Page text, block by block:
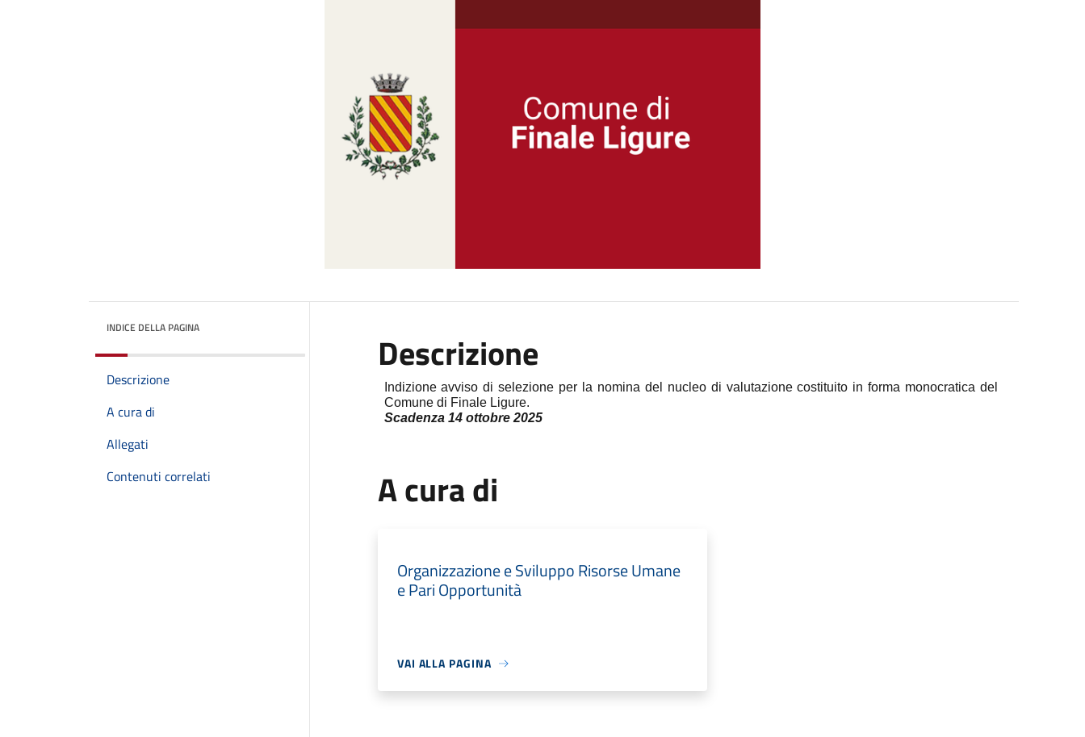
INDICE DELLA PAGINA
Descrizione
A cura di
Allegati
Contenuti correlati
Descrizione
Indizione avviso di selezione per la nomina del nucleo di valutazione costituito in forma monocratica del
Comune di Finale Ligure.
Scadenza 14 ottobre 2025
A cura di
Organizzazione e Sviluppo Risorse Umane
e Pari Opportunità
VAI ALLA PAGINA